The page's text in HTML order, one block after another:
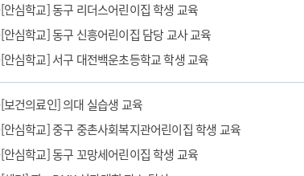
[안심학교] 동구 리더스어린이집 학생 교육
[안심학교] 동구 신흥어린이집 담당 교사 교육
[안심학교] 서구 대전백운초등학교 학생 교육
[보건의료인] 의대 실습생 교육
[안심학교] 중구 중촌사회복지관어린이집 학생 교육
[안심학교] 동구 꼬망세어린이집 학생 교육